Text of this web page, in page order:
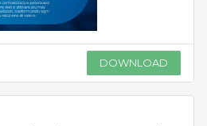
DOWNLOAD